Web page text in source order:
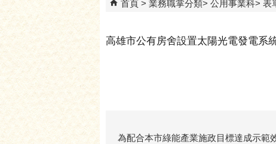
首頁 業務職掌分類 公用事業科 表
高雄市公有房舍設置太陽光電發電系
為配合本市綠能產業施政目標達成示範